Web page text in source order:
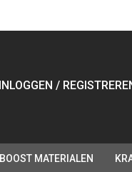
INLOGGEN /
BOOST MATERIALEN